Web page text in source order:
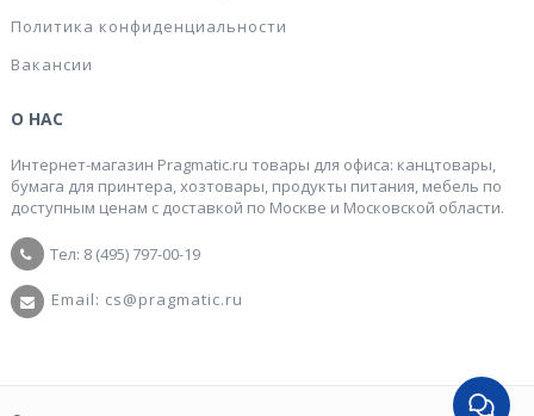
Политика конфиденциальности
Вакансии
О НАС
Интернет-магазин Pragmatic.ru товары для офиса: канцтовары,
бумага для принтера, хозтовары, продукты питания, мебель по
доступным ценам с доставкой по Москве и Московской области.
Тел: 8 (495) 797-00-19
Email: cs@pragmatic.ru